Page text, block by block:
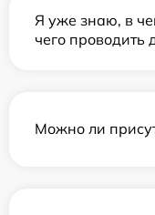
Я уже знаю, в
чего проводить
Можно ли